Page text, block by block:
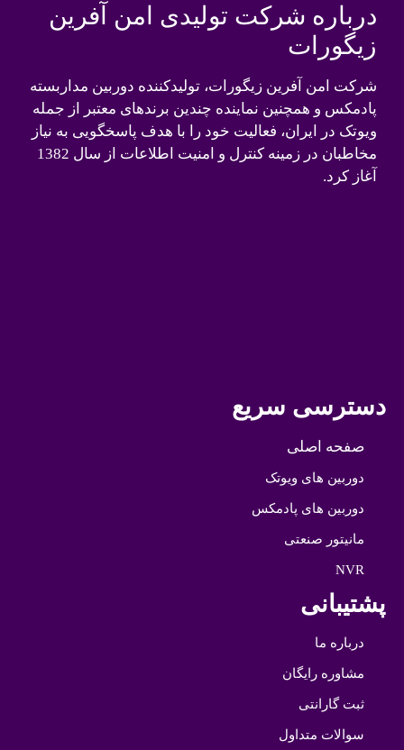
درباره شرکت تولیدی امن آفرین
زیگورات
شرکت امن آفرین زیگورات، تولیدکننده دوربین مداربسته
پادمکس و همچنین نماینده چندین برندهای معتبر از جمله
ویوتک در ایران، فعالیت خود را با هدف پاسخگویی به نیاز
مخاطبان در زمینه کنترل و امنیت اطلاعات از سال 1382
آغاز کرد.
دسترسی سریع
صفحه اصلی
دوربین های ویوتک
دوربین های پادمکس
مانیتور صنعتی
NVR
پشتیبانی
درباره ما
مشاوره رایگان
ثبت گارانتی
سوالات متداول